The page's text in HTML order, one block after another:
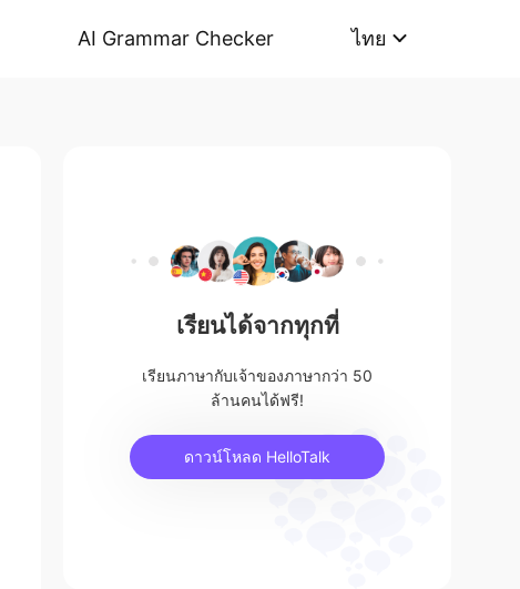
AI Grammar Checker ไทย
เรียนได้จากทุกที่
เรียนภาษากับเจ้าของภาษากว่า 50
ล้านคนได้ฟรี!
ดาวน์โหลด HelloTalk